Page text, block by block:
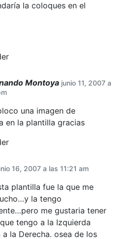
la coloques en el
Montoya junio 11, 2007 a
una imagen de
en la plantilla gracias
16, 2007 a las 11:21 am
plantilla fue la que me
la tengo
me gustaria tener
tengo a la Izquierda
a la Derecha. osea de los